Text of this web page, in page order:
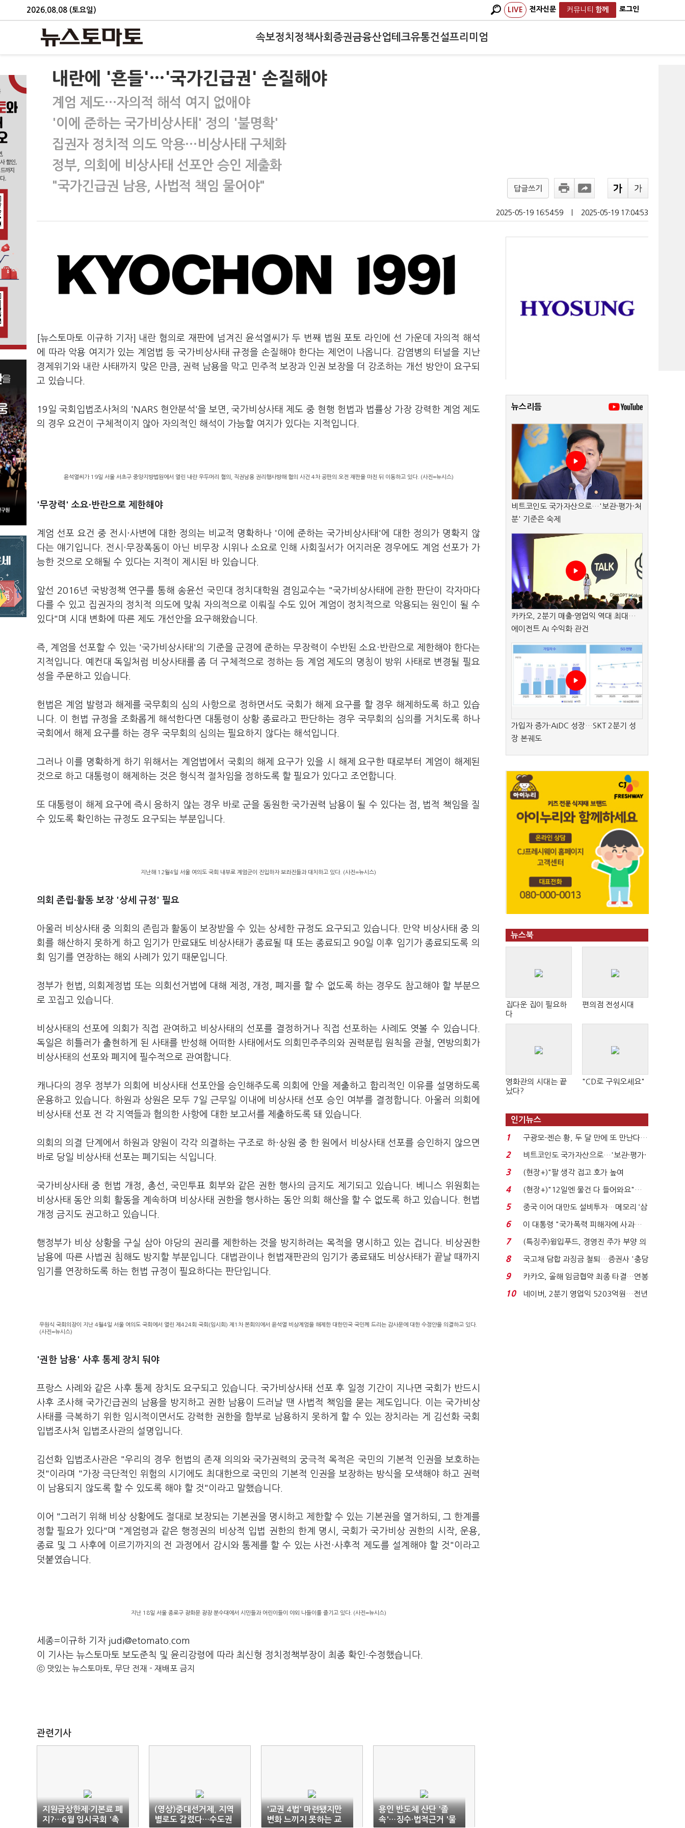
2026.08.08 (토요일) LIVE 전자신문 커뮤니티 함께 로그인
속보정치 정책사회 증권금융산업테크유통건설프리미엄
내란에 '흔들'…'국가긴급권' 손질해야
계엄 제도…자의적 해석 여지 없애야
'이에 준하는 국가비상사태' 정의 '불명확'
집권자 정치적 의도 악용…비상사태 구체화
정부, 의회에 비상사태 선포안 승인 제출화
"국가긴급권 남용, 사법적 책임 물어야"
답글쓰기
2025-05-19 16:54:59 2025-05-19 17:04:53
[뉴스토마토 이규하 기자] 내란 혐의로 재판에 넘겨진 윤석열씨가 두 번째 법원 포토 라인에 선 가운데 자의적 해석
에 따라 악용 여지가 있는 계엄법 등 국가비상사태 규정을 손질해야 한다는 제언이 나옵니다. 감염병의 터널을 지난
경제위기와 내란 사태까지 맞은 만큼, 권력 남용을 막고 민주적 보장과 인권 보장을 더 강조하는 개선 방안이 요구되
고 있습니다.
19일 국회입법조사처의 'NARS 현안분석'을 보면, 국가비상사태 제도 중 현행 헌법과 법률상 가장 강력한 계엄 제도
의 경우 요건이 구체적이지 않아 자의적인 해석이 가능할 여지가 있다는 지적입니다.
윤석열씨가 19일 서울 서초구 중앙지방법원에서 열린 내란 우두머리 혐의, 직권남용 권리행사방해 혐의 사건 4차 공판의 오전 재판을 마친 뒤 이동하고 있다. (사진=뉴시스)
'무장력' 소요·반란으로 제한해야
계엄 선포 요건 중 전시·사변에 대한 정의는 비교적 명확하나 '이에 준하는 국가비상사태'에 대한 정의가 명확지 않
다는 얘기입니다. 전시·무장폭동이 아닌 비무장 시위나 소요로 인해 사회질서가 어지러운 경우에도 계엄 선포가 가
능한 것으로 오해될 수 있다는 지적이 제시된 바 있습니다.
앞선 2016년 국방정책 연구를 통해 송윤선 국민대 정치대학원 겸임교수는 "국가비상사태에 관한 판단이 각자마다
다를 수 있고 집권자의 정치적 의도에 맞춰 자의적으로 이뤄질 수도 있어 계엄이 정치적으로 악용되는 원인이 될 수
있다"며 시대 변화에 따른 제도 개선안을 요구해왔습니다.
즉, 계엄을 선포할 수 있는 '국가비상사태'의 기준을 군경에 준하는 무장력이 수반된 소요·반란으로 제한해야 한다는
지적입니다. 예컨대 독일처럼 비상사태를 좀 더 구체적으로 정하는 등 계엄 제도의 명칭이 방위 사태로 변경될 필요
성을 주문하고 있습니다.
헌법은 계엄 발령과 해제를 국무회의 심의 사항으로 정하면서도 국회가 해제 요구를 할 경우 해제하도록 하고 있습
니다. 이 헌법 규정을 조화롭게 해석한다면 대통령이 상황 종료라고 판단하는 경우 국무회의 심의를 거치도록 하나
국회에서 해제 요구를 하는 경우 국무회의 심의는 필요하지 않다는 해석입니다.
그러나 이를 명확하게 하기 위해서는 계엄법에서 국회의 해제 요구가 있을 시 해제 요구한 때로부터 계엄이 해제된
것으로 하고 대통령이 해제하는 것은 형식적 절차임을 정하도록 할 필요가 있다고 조언합니다.
또 대통령이 해제 요구에 즉시 응하지 않는 경우 바로 군을 동원한 국가권력 남용이 될 수 있다는 점, 법적 책임을 질
수 있도록 확인하는 규정도 요구되는 부분입니다.
지난해 12월4일 서울 여의도 국회 내부로 계엄군이 진입하자 보좌진들과 대치하고 있다. (사진=뉴시스)
의회 존립·활동 보장 '상세 규정' 필요
아울러 비상사태 중 의회의 존립과 활동이 보장받을 수 있는 상세한 규정도 요구되고 있습니다. 만약 비상사태 중 의
회를 해산하지 못하게 하고 임기가 만료돼도 비상사태가 종료될 때 또는 종료되고 90일 이후 임기가 종료되도록 의
회 임기를 연장하는 해외 사례가 있기 때문입니다.
정부가 헌법, 의회제정법 또는 의회선거법에 대해 제정, 개정, 폐지를 할 수 없도록 하는 경우도 참고해야 할 부분으
로 꼬집고 있습니다.
비상사태의 선포에 의회가 직접 관여하고 비상사태의 선포를 결정하거나 직접 선포하는 사례도 엿볼 수 있습니다.
독일은 히틀러가 출현하게 된 사태를 반성해 어떠한 사태에서도 의회민주주의와 권력분립 원칙을 관철, 연방의회가
비상사태의 선포와 폐지에 필수적으로 관여합니다.
캐나다의 경우 정부가 의회에 비상사태 선포안을 승인해주도록 의회에 안을 제출하고 합리적인 이유를 설명하도록
운용하고 있습니다. 하원과 상원은 모두 7일 근무일 이내에 비상사태 선포 승인 여부를 결정합니다. 아울러 의회에
비상사태 선포 전 각 지역들과 협의한 사항에 대한 보고서를 제출하도록 돼 있습니다.
의회의 의결 단계에서 하원과 양원이 각각 의결하는 구조로 하·상원 중 한 원에서 비상사태 선포를 승인하지 않으면
바로 당일 비상사태 선포는 폐기되는 식입니다.
국가비상사태 중 헌법 개정, 총선, 국민투표 회부와 같은 권한 행사의 금지도 제기되고 있습니다. 베니스 위원회는
비상사태 동안 의회 활동을 계속하며 비상사태 권한을 행사하는 동안 의회 해산을 할 수 없도록 하고 있습니다. 헌법
개정 금지도 권고하고 있습니다.
행정부가 비상 상황을 구실 삼아 야당의 권리를 제한하는 것을 방지하려는 목적을 명시하고 있는 겁니다. 비상권한
남용에 따른 사법권 침해도 방지할 부분입니다. 대법관이나 헌법재판관의 임기가 종료돼도 비상사태가 끝날 때까지
임기를 연장하도록 하는 헌법 규정이 필요하다는 판단입니다.
우원식 국회의장이 지난 4월4일 서울 여의도 국회에서 열린 제424회 국회(임시회) 제1차 본회의에서 윤석열 비상계엄을 해제한 대한민국 국민께 드리는 감사문에 대한 수정안을 의결하고 있다.
(사진=뉴시스)
'권한 남용' 사후 통제 장치 둬야
프랑스 사례와 같은 사후 통제 장치도 요구되고 있습니다. 국가비상사태 선포 후 일정 기간이 지나면 국회가 반드시
사후 조사해 국가긴급권의 남용을 방지하고 권한 남용이 드러날 땐 사법적 책임을 묻는 제도입니다. 이는 국가비상
사태를 극복하기 위한 임시적이면서도 강력한 권한을 함부로 남용하지 못하게 할 수 있는 장치라는 게 김선화 국회
입법조사처 입법조사관의 설명입니다.
김선화 입법조사관은 "우리의 경우 헌법의 존재 의의와 국가권력의 궁극적 목적은 국민의 기본적 인권을 보호하는
것"이라며 "가장 극단적인 위험의 시기에도 최대한으로 국민의 기본적 인권을 보장하는 방식을 모색해야 하고 권력
이 남용되지 않도록 할 수 있도록 해야 할 것"이라고 말했습니다.
이어 "그러기 위해 비상 상황에도 절대로 보장되는 기본권을 명시하고 제한할 수 있는 기본권을 열거하되, 그 한계를
정할 필요가 있다"며 "계엄령과 같은 행정권의 비상적 입법 권한의 한계 명시, 국회가 국가비상 권한의 시작, 운용,
종료 및 그 사후에 이르기까지의 전 과정에서 감시와 통제를 할 수 있는 사전·사후적 제도를 설계해야 할 것"이라고
덧붙였습니다.
지난 18일 서울 종로구 광화문 광장 분수대에서 시민들과 어린이들이 야외 나들이를 즐기고 있다. (사진=뉴시스)
세종=이규하 기자 judi@etomato.com
이 기사는 뉴스토마토 보도준칙 및 윤리강령에 따라 최신형 정치정책부장이 최종 확인·수정했습니다.
ⓒ 맛있는 뉴스토마토, 무단 전재 - 재배포 금지
관련기사
지원금상한제·기본료 폐
지?…6월 임시국회 '촉
(영상)중대선거제, 지역
별로도 갈렸다…수도권
'교권 4법' 마련됐지만
변화 느끼지 못하는 교
용인 반도체 산단 '졸
속'…징수·법적근거 '물
뉴스리듬
비트코인도 국가자산으로…'보관·평가·처
분' 기준은 숙제
카카오, 2분기 매출·영업익 역대 최대…
에이전트 AI 수익화 관건
가입자 증가·AIDC 성장…SKT 2분기 성
장 본궤도
뉴스북
집다운 집이 필요하
다
편의점 전성시대
영화관의 시대는 끝
났다?
"CD로 구워오세요"
인기뉴스
1
구광모-젠슨 황, 두 달 만에 또 만난다…
로봇·AI 등 논...
2
비트코인도 국가자산으로…'보관·평가·
처분' 기준은 ...
3
(현장+)"팔 생각 접고 호가 높여
요"…'덜 똘똘한 한 채' 20...
4
(현장+)"12일엔 물건 다 들어와요"…
빈 매대 채우며 문 연 ...
5
중국 이어 대만도 설비투자…메모리 ‘삼
국전쟁’
6
이 대통령 "국가폭력 피해자에 사과…
적극적 조사로 진...
7
(특징주)윙입푸드, 경영진 주가 부양 의
지에 상한가...
8
국고채 담합 과징금 철퇴…증권사 '충당
금 폭탄' 우려...
9
카카오, 올해 임금협약 최종 타결…연봉
6.3% 인상·격려...
10
네이버, 2분기 영업익 5203억원…전년